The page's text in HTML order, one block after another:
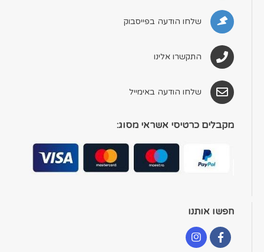
שלחו הודעה בפייסבוק
התקשרו אלינו
שלחו הודעה באימייל
מקבלים כרטיסי אשראי מסוג:
חפשו אותנו